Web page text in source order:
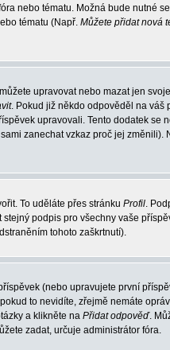
nebo tématu. Možná bude nutné
tématu (Např. Můžete přidat nová
upravovat nebo mazat jen
. Pokud již někdo odpověděl na váš
upravovali. Tento dodatek se
zanechat vzkaz proč jej
To uděláte přes stránku Profil.
stejný podpis pro všechny vaše
tohoto zaškrtnutí).
(nebo upravujete první
to nevidíte, zřejmě nemáte
a klikněte na Přidat odpověď.
zadat, určuje administrátor fóra.